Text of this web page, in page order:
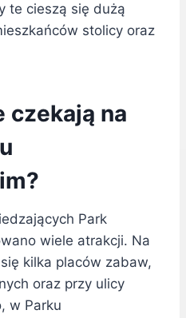
te cieszą się dużą
stolicy oraz
czekają na
Park
wiele atrakcji. Na
kilka placów zabaw,
oraz przy ulicy
w Parku